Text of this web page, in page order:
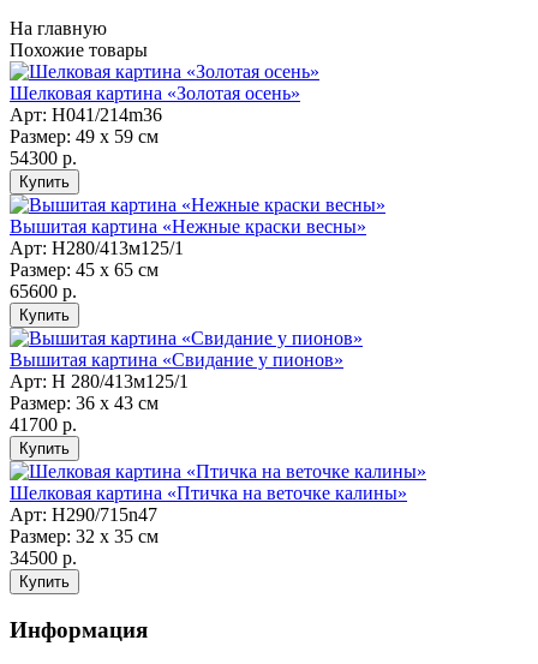
На главную
Похожие товары
Шелковая картина «Золотая осень»
Арт: Н041/214m36
Размер: 49 х 59 см
54300 р.
Вышитая картина «Нежные краски весны»
Арт: H280/413м125/1
Размер: 45 х 65 см
65600 р.
Вышитая картина «Свидание у пионов»
Арт: H 280/413м125/1
Размер: 36 х 43 см
41700 р.
Шелковая картина «Птичка на веточке калины»
Арт: Н290/715n47
Размер: 32 х 35 см
34500 р.
Информация